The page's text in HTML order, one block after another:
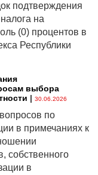
подтверждения
на
(0) процентов в
Республики
выбора
| 30.06.2026
по
в примечаниях к
собственного
в